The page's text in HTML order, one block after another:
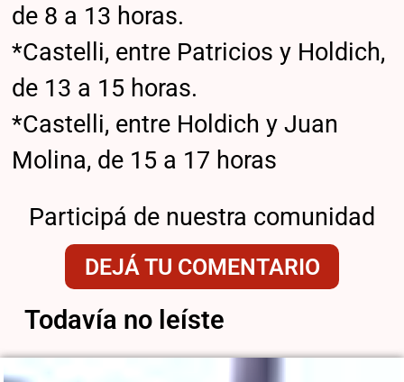
de 8 a 13 horas.
*Castelli, entre Patricios y Holdich,
de 13 a 15 horas.
*Castelli, entre Holdich y Juan
Molina, de 15 a 17 horas
Participá de nuestra comunidad
DEJÁ TU COMENTARIO
Todavía no leíste